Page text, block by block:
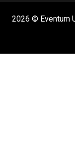
2026 © Eventum